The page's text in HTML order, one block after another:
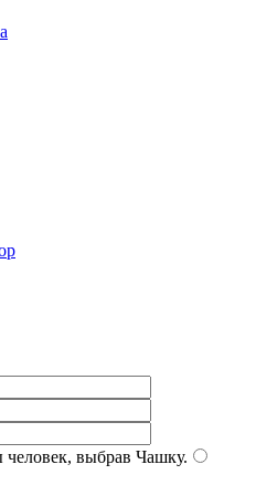
выбрав Чашку.